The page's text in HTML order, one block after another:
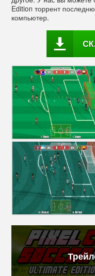
Edition торрент
компьютер.